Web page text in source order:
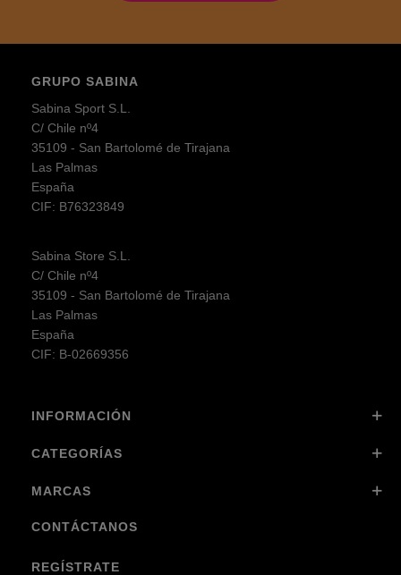
GRUPO SABINA
Sabina Sport S.L.
C/ Chile nº4
35109 - San Bartolomé de Tirajana
Las Palmas
España
CIF: B76323849
Sabina Store S.L.
C/ Chile nº4
35109 - San Bartolomé de Tirajana
Las Palmas
España
CIF: B-02669356
INFORMACIÓN
CATEGORÍAS
MARCAS
CONTÁCTANOS
REGÍSTRATE